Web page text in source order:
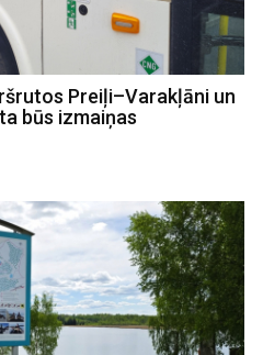
Preiļi–Varakļāni un
būs izmaiņas